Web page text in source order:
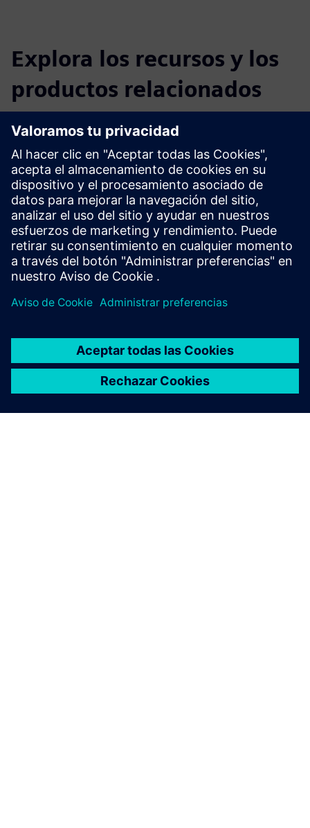
Explora los recursos y los
productos relacionados
Información y recursos adicionales
Más información
White paper
Requisitos previos
ninguno